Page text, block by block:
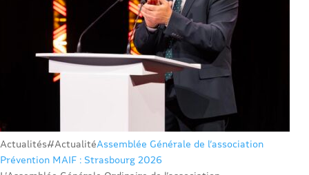
Actualités#ActualitéAssemblée Générale de l’association
Prévention MAIF : Strasbourg 2026